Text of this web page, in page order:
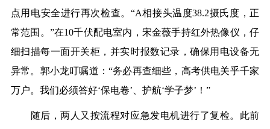
点用电安全进行再次检查。“A相接头温度38.2摄氏度，正
常范围。”在10千伏配电室内，宋金薇手持红外热像仪，仔
细扫描每一面开关柜，并实时报数记录，确保用电设备无
异常。郭小龙叮嘱道：“务必再查细些，高考供电关乎千家
万户。我们必须答好‘保电卷’、护航‘学子梦’！”
随后，两人又按流程对应急发电机进行了复检。此前